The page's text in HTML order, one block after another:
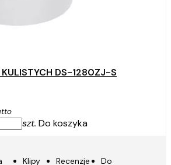
KULISTYCH DS-1280ZJ-S
szt. Do koszyka
Do
Klipy
Recenzje